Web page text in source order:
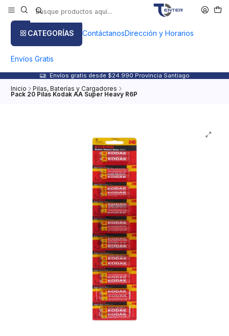
CATEGORÍAS ContáctanosDirección y Horarios
Envíos Gratis
Envíos gratis desde $24.990 Provincia Santiago
Inicio Pilas, Baterías y Cargadores
Pack 20 Pilas Kodak AA Super Heavy R6P